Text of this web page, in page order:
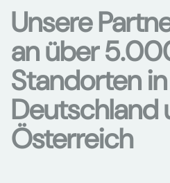
Unsere
an über
Standorten in
Deutschland
Österreich